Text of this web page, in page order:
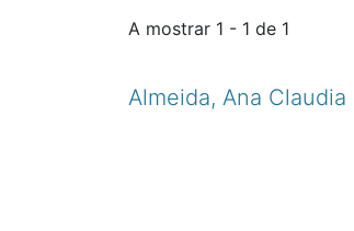
A mostrar 1 - 1 de 1
Almeida, Ana Claudia